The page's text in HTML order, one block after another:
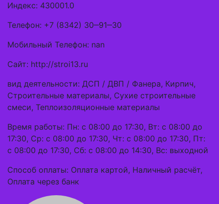
Индекс: 430001.0
Телефон: +7 (8342) 30‒91‒30
Мобильный Телефон: nan
Сайт: http://stroi13.ru
вид деятельности: ДСП / ДВП / Фанера, Кирпич,
Строительные материалы, Сухие строительные
смеси, Теплоизоляционные материалы
Время работы: Пн: с 08:00 до 17:30, Вт: с 08:00 до
17:30, Ср: с 08:00 до 17:30, Чт: с 08:00 до 17:30, Пт:
с 08:00 до 17:30, Сб: с 08:00 до 14:30, Вс: выходной
Способ оплаты: Оплата картой, Наличный расчёт,
Оплата через банк